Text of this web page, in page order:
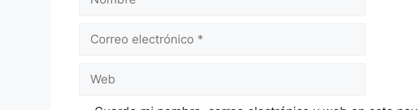
Correo
Web